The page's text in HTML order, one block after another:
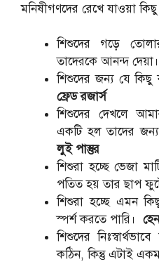
মনিষীগণদের রেখে যাওয়া
শিশুদের গড়ে
তাদেরকে আনন্দ
শিশুদের জন্য যে
ফ্রেড রজার্স
শিশুদের দেখলে
একটি হল তাদের
লুই পাস্তুর
শিশুরা হচ্ছে ভেজা
পতিত হয় তার ছাপ
শিশুরা হচ্ছে এমন
স্পর্শ করতে পারি।
শিশুদের
কঠিন, কিন্তু এটাই